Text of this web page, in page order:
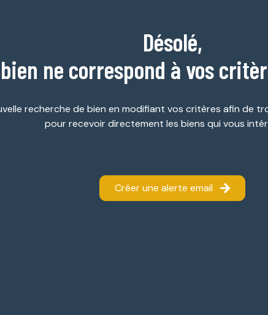
Désolé,
ne correspond à vos
recherche de bien en modifiant vos critères afin de
pour recevoir directement les biens qui vous
Créer une alerte email